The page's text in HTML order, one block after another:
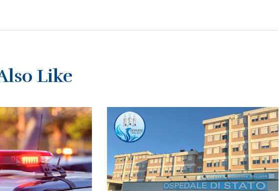
Like